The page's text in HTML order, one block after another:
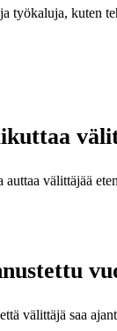
työkaluja,
välittäjää
välittäjä saa